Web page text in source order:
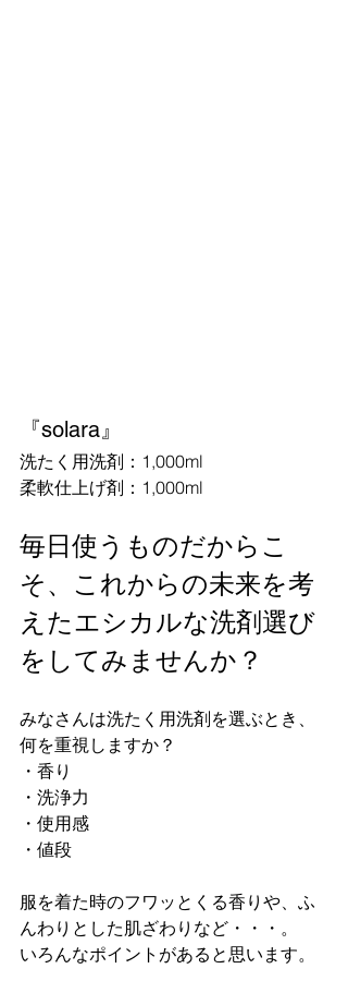
『solara』
洗たく用洗剤：1,000ml
柔軟仕上げ剤：1,000ml
毎日使うものだからこ
そ、これからの未来を考
えたエシカルな洗剤選び
をしてみませんか？
みなさんは洗たく用洗剤を選ぶとき、
何を重視しますか？
・香り
・洗浄力
・使用感
・値段
服を着た時のフワッとくる香りや、ふ
んわりとした肌ざわりなど・・・。
いろんなポイントがあると思います。